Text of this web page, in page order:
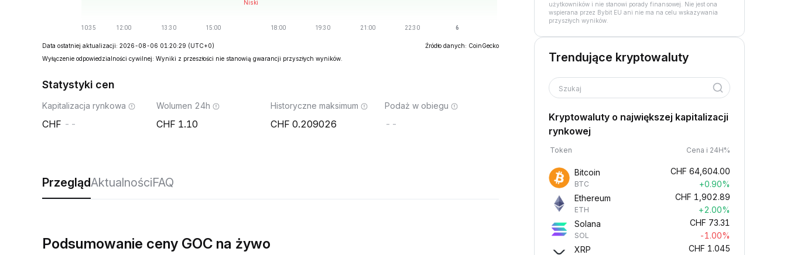
Data ostatniej aktualizacji: 2026-08-06 01:20:29 (UTC+0)
Źródło danych: CoinGecko
Wyłączenie odpowiedzialności cywilnej: Wyniki z przeszłości nie stanowią gwarancji przyszłych wyników.
Statystyki cen
Kapitalizacja rynkowa
--
Wolumen 24h
1.10
Historyczne maksimum
0.209026
Podaż w obiegu
--
PrzeglądAktualnościFAQ
Podsumowanie ceny GOC na żywo
użytkowników i nie stanowi porady finansowej. Nie jest ona
wspierana przez Bybit EU ani nie ma na celu wskazywania
przyszłych wyników.
Trendujące kryptowaluty
Szukaj
Kryptowaluty o największej kapitalizacji
rynkowej
Token Cena i 24H%
Bitcoin
BTC
CHF 64,604.00
+0.90%
Ethereum
ETH
CHF 1,902.89
+2.00%
Solana
SOL
CHF 73.31
-1.00%
XRP
CHF 1.045